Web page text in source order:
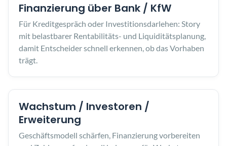
Finanzierung über Bank / KfW
Für Kreditgespräch oder Investitionsdarlehen: Story
mit belastbarer Rentabilitäts- und Liquiditätsplanung,
damit Entscheider schnell erkennen, ob das Vorhaben
trägt.
Wachstum / Investoren /
Erweiterung
Geschäftsmodell schärfen, Finanzierung vorbereiten